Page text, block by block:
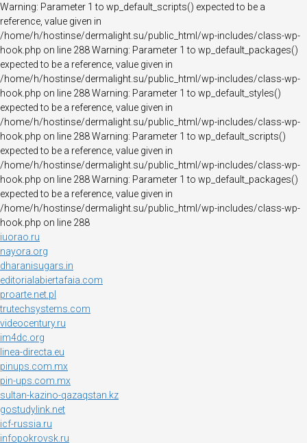
Warning: Parameter 1 to wp_default_scripts() expected to be a
reference, value given in
/home/h/hostinse/dermalight.su/public_html/wp-includes/class-wp-
hook.php on line 288 Warning: Parameter 1 to wp_default_packages()
expected to be a reference, value given in
/home/h/hostinse/dermalight.su/public_html/wp-includes/class-wp-
hook.php on line 288 Warning: Parameter 1 to wp_default_styles()
expected to be a reference, value given in
/home/h/hostinse/dermalight.su/public_html/wp-includes/class-wp-
hook.php on line 288 Warning: Parameter 1 to wp_default_scripts()
expected to be a reference, value given in
/home/h/hostinse/dermalight.su/public_html/wp-includes/class-wp-
hook.php on line 288 Warning: Parameter 1 to wp_default_packages()
expected to be a reference, value given in
/home/h/hostinse/dermalight.su/public_html/wp-includes/class-wp-
hook.php on line 288
iuorao.ru
nayora.org
dharanisugars.in
editorialabiertafaia.com
proarte.net.pl
trutechsystems.com
videocentury.ru
im4dc.org
linea-directa.eu
pinups.com.mx
pin-ups.com.mx
sultan-kazino-qazaqstan.kz
gostudylink.net
icf-russia.ru
infopokrovsk.ru